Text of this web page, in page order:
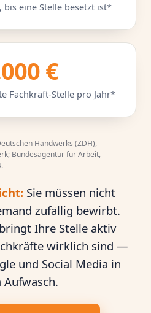
eine Stelle besetzt ist*
€
Fachkraft-Stelle pro Jahr*
Handwerks (ZDH),
Bundesagentur für Arbeit,
Sie müssen nicht
zufällig bewirbt.
Ihre Stelle aktiv
wirklich sind —
und Social Media in
Aufwasch.